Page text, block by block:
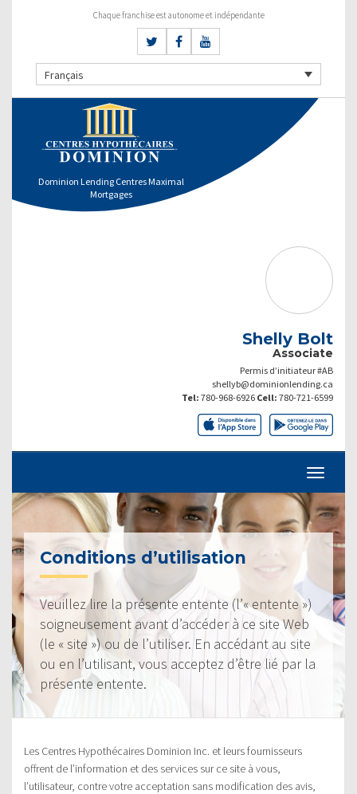
Chaque franchise est autonome et indépendante
Français
Dominion Lending Centres Maximal
Mortgages
Shelly Bolt
Associate
Permis d’initiateur #AB
shellyb@dominionlending.ca
Tel: 780-968-6926 Cell: 780-721-6599
Conditions d’utilisation
Veuillez lire la présente entente (l’« entente »)
soigneusement avant d’accéder à ce site Web
(le « site ») ou de l’utiliser. En accédant au site
ou en l’utilisant, vous acceptez d’être lié par la
présente entente.
Les Centres Hypothécaires Dominion Inc. et leurs fournisseurs
offrent de l’information et des services sur ce site à vous,
l’utilisateur, contre votre acceptation sans modification des avis,